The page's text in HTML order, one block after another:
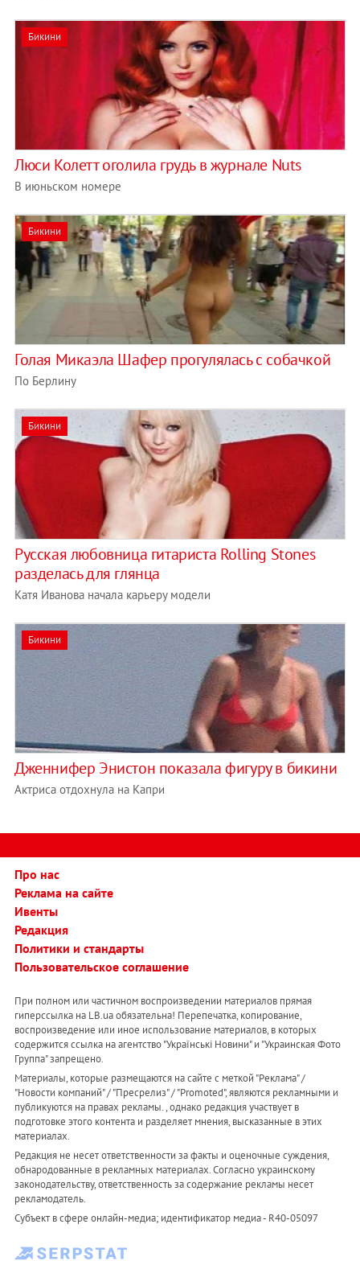
Бикини
Люси Колетт оголила грудь в журнале Nuts
В июньском номере
Бикини
Голая Микаэла Шафер прогулялась с собачкой
По Берлину
Бикини
Русская любовница гитариста Rolling Stones
разделась для глянца
Катя Иванова начала карьеру модели
Бикини
Дженнифер Энистон показала фигуру в бикини
Актриса отдохнула на Капри
Про нас
Реклама на сайте
Ивенты
Редакция
Политики и стандарты
Пользовательское соглашение
При полном или частичном воспроизведении материалов прямая
гиперссылка на LB.ua обязательна! Перепечатка, копирование,
воспроизведение или иное использование материалов, в которых
содержится ссылка на агентство "Українськi Новини" и "Украинская Фото
Группа" запрещено.
Материалы, которые размещаются на сайте с меткой "Реклама" /
"Новости компаний" / "Пресрелиз" / "Promoted", являются рекламными и
публикуются на правах рекламы. , однако редакция участвует в
подготовке этого контента и разделяет мнения, высказанные в этих
материалах.
Редакция не несет ответственности за факты и оценочные суждения,
обнародованные в рекламных материалах. Согласно украинскому
законодательству, ответственность за содержание рекламы несет
рекламодатель.
Субъект в сфере онлайн-медиа; идентификатор медиа - R40-05097